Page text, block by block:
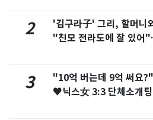
2
'김구라子' 그리, 할머니
"친모 전라도에 잘 있어
3
"10억 버는데 9억 써요
♥닉스女 3:3 단체소개